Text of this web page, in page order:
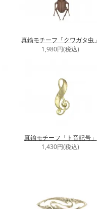
真鍮モチーフ「クワガタ虫」
1,980円(税込)
真鍮モチーフ「ト音記号」
1,430円(税込)